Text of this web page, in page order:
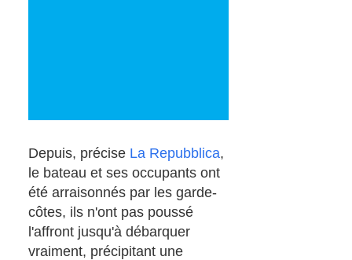
Depuis, précise La Repubblica,
le bateau et ses occupants ont
été arraisonnés par les garde-
côtes, ils n'ont pas poussé
l'affront jusqu'à débarquer
vraiment, précipitant une